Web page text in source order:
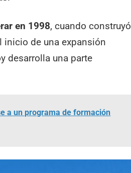
en 1998, cuando construyó
inicio de una expansión
desarrolla una parte
a un programa de formación